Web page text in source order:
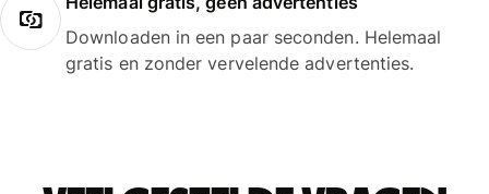
Downloaden in een paar seconden. Helemaal
gratis en zonder vervelende advertenties.